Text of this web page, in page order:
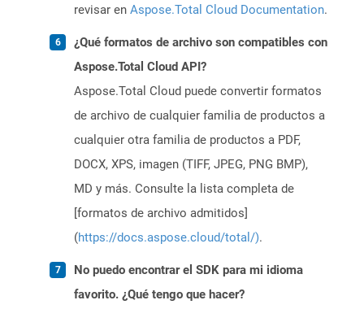
revisar en Aspose.Total Cloud Documentation.
¿Qué formatos de archivo son compatibles con
Aspose.Total Cloud API?
Aspose.Total Cloud puede convertir formatos
de archivo de cualquier familia de productos a
cualquier otra familia de productos a PDF,
DOCX, XPS, imagen (TIFF, JPEG, PNG BMP),
MD y más. Consulte la lista completa de
[formatos de archivo admitidos]
(https://docs.aspose.cloud/total/).
No puedo encontrar el SDK para mi idioma
favorito. ¿Qué tengo que hacer?